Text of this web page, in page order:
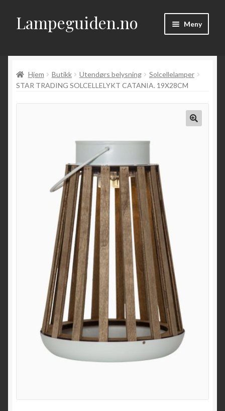
Hopp
til
Hopp
til
Lampeguiden.no Meny
Om
Artikler
ut
Hjem Butikk Utendørs belysning
Solcellelamper
STAR TRADING SOLCELLELYKT CATANIA. 19X28CM